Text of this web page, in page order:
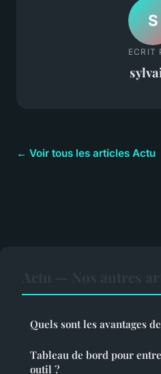
S
ECRIT
← Voir tous les articles Actu
Quels sont les avantages
Tableau de bord pour
outil ?